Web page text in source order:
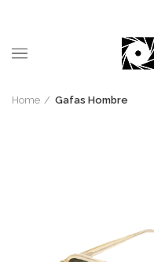
Home Gafas Hombre